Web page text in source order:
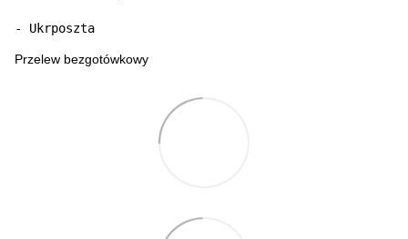
- Ukrposzta
Przelew bezgotówkowy